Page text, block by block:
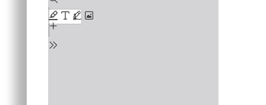
contenu
PDF